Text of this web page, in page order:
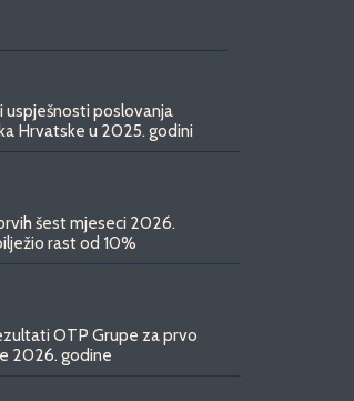
uspješnosti poslovanja
Hrvatske u 2025. godini
šest mjeseci 2026.
rast od 10%
OTP Grupe za prvo
2026. godine